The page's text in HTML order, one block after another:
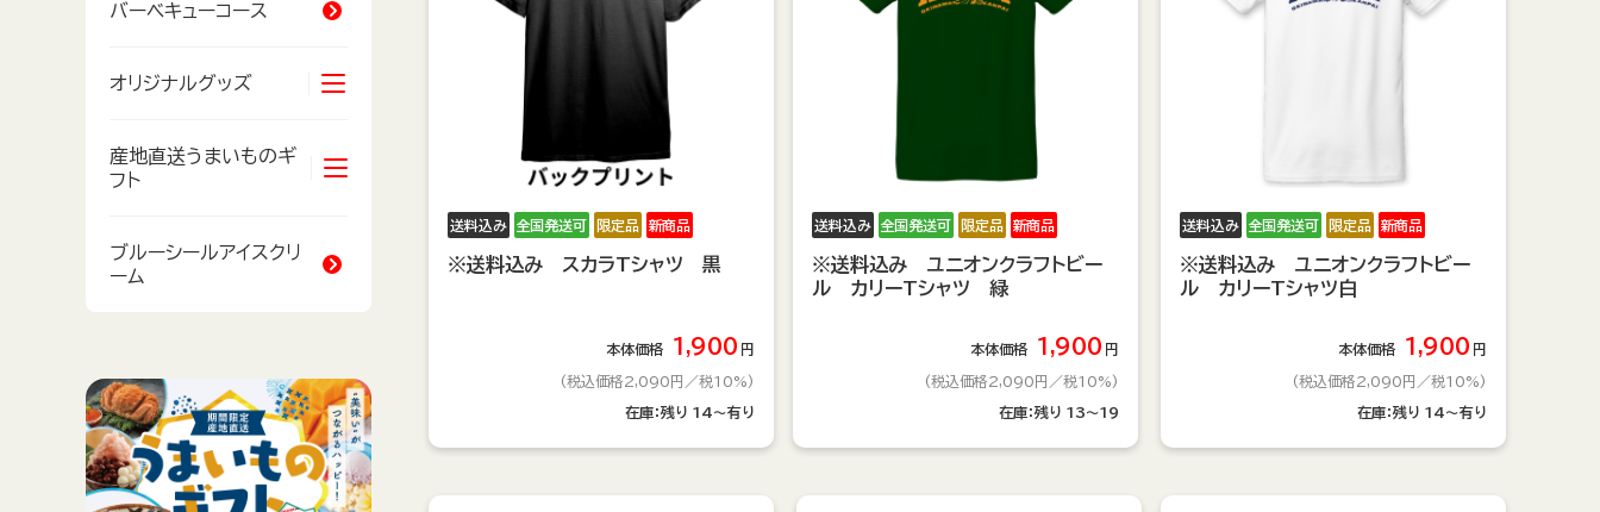
送料込み 全国発送可 限定品 新商品
※送料込み スカラTシャツ 黒
本体価格 1,900 円
(税込価格2,090円 ／税10%)
在庫：残り 14～有り
送料込み 全国発送可 限定品 新商品
※送料込み ユニオンクラフトビー
ル カリーTシャツ 緑
本体価格 1,900 円
(税込価格2,090円 ／税10%)
在庫：残り 13～19
送料込み 全国発送可 限定品 新商品
※送料込み ユニオンクラフトビー
ル カリーTシャツ白
本体価格 1,900 円
(税込価格2,090円 ／税10%)
在庫：残り 14～有り
バーベキューコース
オリジナルグッズ
Tシャツ
バッグ
産地直送うまいものギ
フト
海産物
沖縄そば
じーまーみ豆腐
ブルーシールアイスクリ
ーム